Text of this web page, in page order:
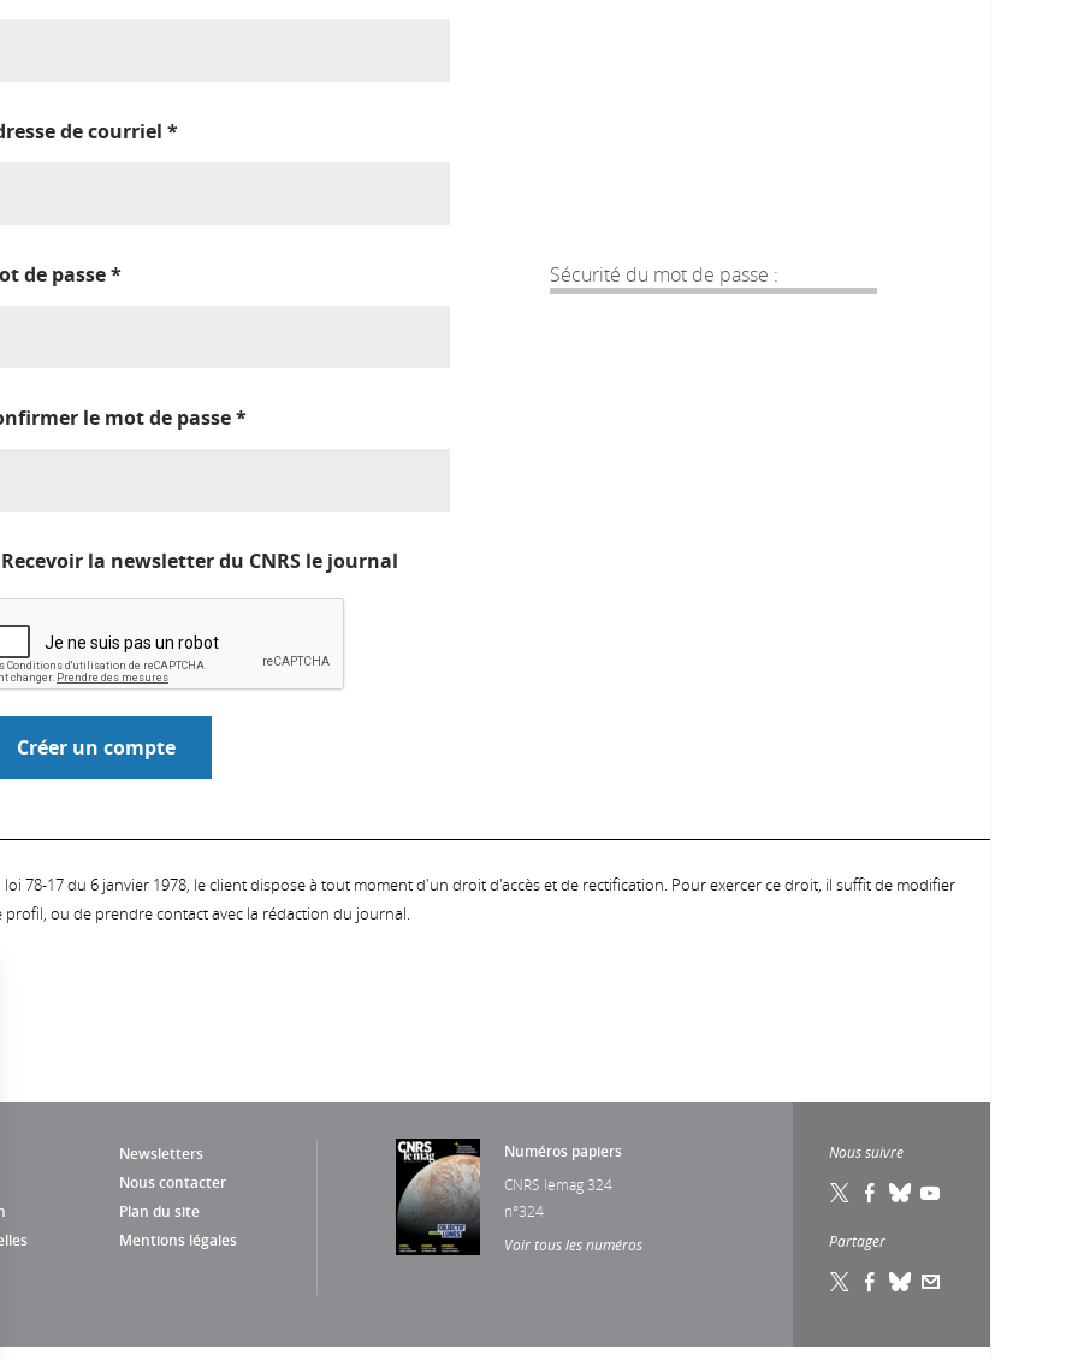
de courriel *
Sécurité du mot de passe :
de passe*
le mot de passe*
Recevoir la newsletter du CNRS le journal
78-17 du 6 janvier 1978, le client dispose à tout moment d'un droit d'accès et de rectification. Pour exercer ce droit, il suffit de modifier
ou de prendre contact avec la rédaction du journal.
Newsletters
Nous contacter
Plan du site
Mentions légales
Numéros papiers
CNRS lemag 324
n°324
Voir tous les numéros
Nous suivre
Partager